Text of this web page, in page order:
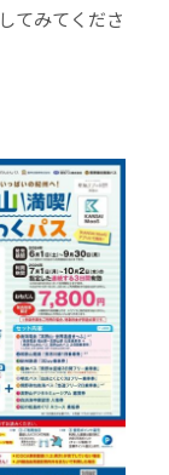
てみてくださ